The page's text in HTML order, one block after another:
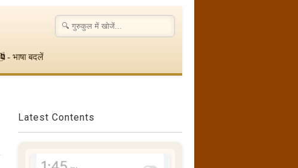
- भाषा बदलें
Latest Contents